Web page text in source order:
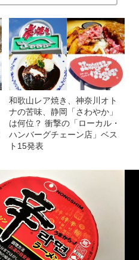
和歌山レア焼き、神奈川オト
ナの苦味、静岡「さわやか」
は何位？ 衝撃の「ローカル・
ハンバーグチェーン店」ベス
ト15発表